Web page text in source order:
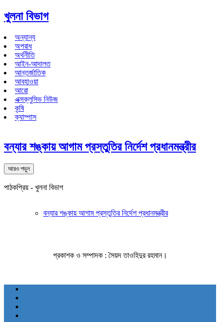
খুলনা বিভাগ
অন্যান্য
অপরাধ
অর্থনীতি
আইন-আদালত
আন্তর্জাতিক
আবহাওয়া
আরো
এক্সক্লুসিভ নিউজ
কৃষি
ক্যাম্পাস
বন্যার শঙ্কায় আগাম প্রস্তুতির নির্দেশ প্রধানমন্ত্রীর
আরও পড়ুন
পাঠকপ্রিয় - খুলনা বিভাগ
বন্যার শঙ্কায় আগাম প্রস্তুতির নির্দেশ প্রধানমন্ত্রীর
প্রকাশক ও সম্পাদক : সৈয়দ তাওহিদুর রহমান।